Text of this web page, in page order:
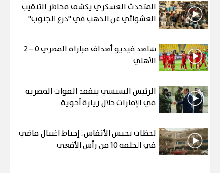
المتحدث العسكري يكشف مخاطر التنقيب
العشوائي عن الذهب في "درع الجنوب"
شاهد فيديو أهداف مباراة المصري 0 – 2
الأهلي
الرئيس السيسي يتفقد القوات المصرية
في الإمارات خلال زيارة أخوية
لحظات تحبس الأنفاس.. إحباط اغتيال قاضي
في الحلقة 10 من رأس الأفعى